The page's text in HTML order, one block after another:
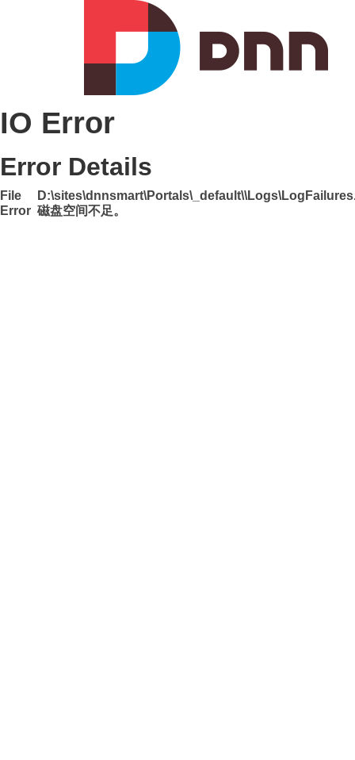
IO Error
Error Details
File
Error 磁盘空间不足。